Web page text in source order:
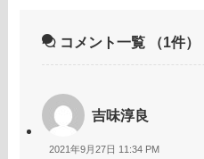
コメント一覧 （1件）
吉味淳良
2021年9月27日 11:34 PM